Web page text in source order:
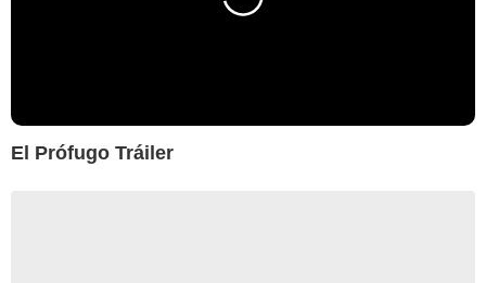
El Prófugo Tráiler